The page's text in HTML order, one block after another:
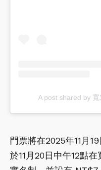
A post shared by
門票將在2025年11月
於11月20日中午12點